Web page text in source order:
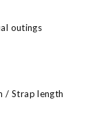
outings
/ Strap length